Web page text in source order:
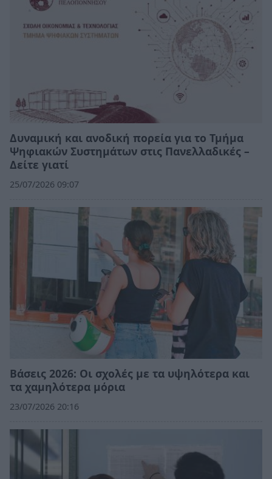
Δυναμική και ανοδική πορεία για το Τμήμα
Ψηφιακών Συστημάτων στις Πανελλαδικές –
Δείτε γιατί
25/07/2026 09:07
Βάσεις 2026: Οι σχολές με τα υψηλότερα και
τα χαμηλότερα μόρια
23/07/2026 20:16